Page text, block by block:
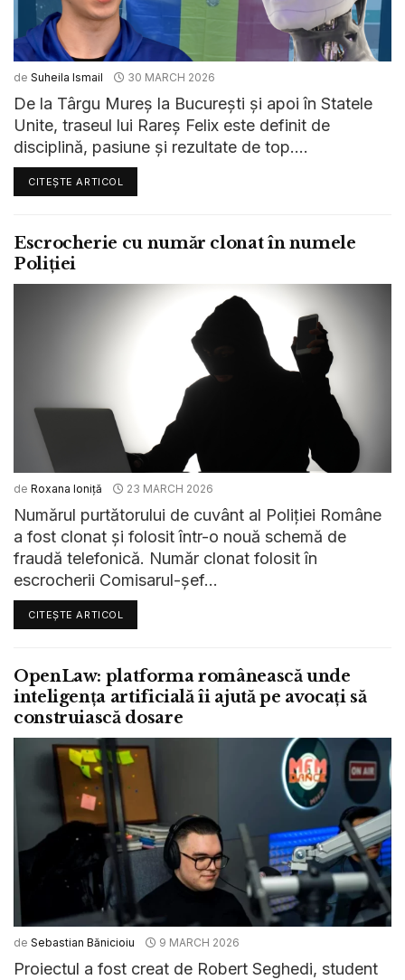
de Suheila Ismail 30 MARCH 2026
De la Târgu Mureș la București și apoi în Statele
Unite, traseul lui Rareș Felix este definit de
disciplină, pasiune și rezultate de top....
CITEȘTE ARTICOL
Escrocherie cu număr clonat în numele
Poliției
de Roxana Ioniță 23 MARCH 2026
Numărul purtătorului de cuvânt al Poliției Române
a fost clonat și folosit într-o nouă schemă de
fraudă telefonică. Număr clonat folosit în
escrocherii Comisarul-șef...
CITEȘTE ARTICOL
OpenLaw: platforma românească unde
inteligența artificială îi ajută pe avocați să
construiască dosare
de Sebastian Bănicioiu 9 MARCH 2026
Proiectul a fost creat de Robert Seghedi, student